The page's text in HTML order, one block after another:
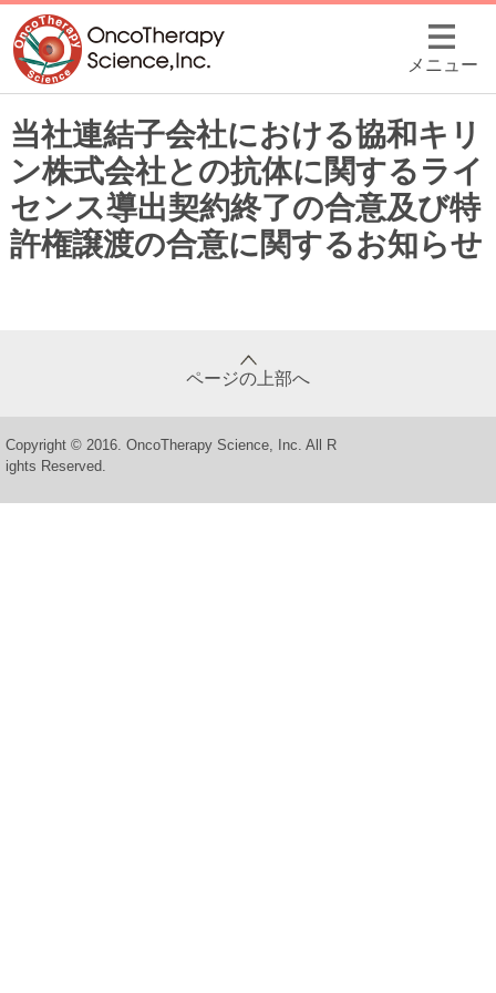
メニュー
当社連結子会社における協和キリ
ン株式会社との抗体に関するライ
センス導出契約終了の合意及び特
許権譲渡の合意に関するお知らせ
ページの上部へ
Copyright © 2016. OncoTherapy Science, Inc. All R
ights Reserved.